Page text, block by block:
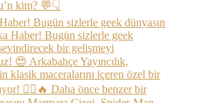
Bugün sizlerle geek dünyasın